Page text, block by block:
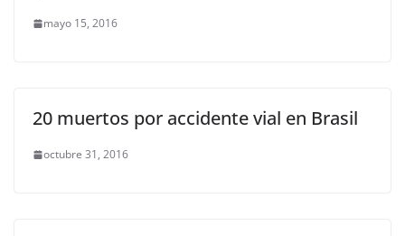
mayo 15, 2016
20 muertos por accidente vial en Brasil
octubre 31, 2016